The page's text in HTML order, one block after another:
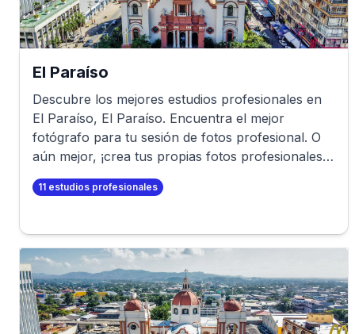
El Paraíso
Descubre los mejores estudios profesionales en
El Paraíso, El Paraíso. Encuentra el mejor
fotógrafo para tu sesión de fotos profesional. O
aún mejor, ¡crea tus propias fotos profesionales
en minutos!
11 estudios profesionales